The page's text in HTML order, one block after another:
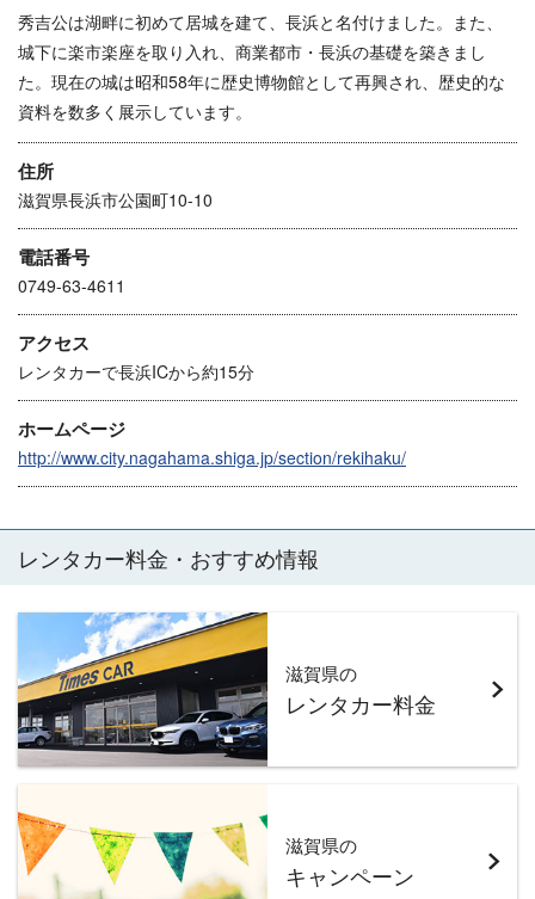
秀吉公は湖畔に初めて居城を建て、長浜と名付けました。また、
城下に楽市楽座を取り入れ、商業都市・長浜の基礎を築きまし
た。現在の城は昭和58年に歴史博物館として再興され、歴史的な
資料を数多く展示しています。
住所
滋賀県長浜市公園町10-10
電話番号
0749-63-4611
アクセス
レンタカーで長浜ICから約15分
ホームページ
http://www.city.nagahama.shiga.jp/section/rekihaku/
レンタカー料金・おすすめ情報
滋賀県の
レンタカー料金
滋賀県の
キャンペーン